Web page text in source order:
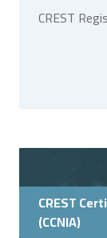
CREST
CREST
(CCNIA)